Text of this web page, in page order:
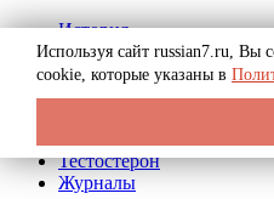
История
Биография
Криминал
Реклама на сайте
Тестостерон
Журналы
Используя сайт russian7.ru, Вы
cookie, которые указаны в